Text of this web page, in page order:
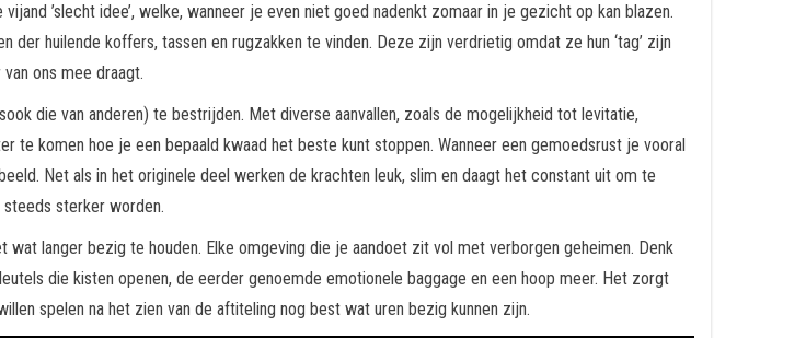
’slecht idee’, welke, wanneer je even niet goed nadenkt zomaar in je gezicht op kan blazen.
huilende koffers, tassen en rugzakken te vinden. Deze zijn verdrietig omdat ze hun ‘tag’ zijn
ons mee draagt.
die van anderen) te bestrijden. Met diverse aanvallen, zoals de mogelijkheid tot levitatie,
te komen hoe je een bepaald kwaad het beste kunt stoppen. Wanneer een gemoedsrust je vooral
Net als in het originele deel werken de krachten leuk, slim en daagt het constant uit om te
sterker worden.
langer bezig te houden. Elke omgeving die je aandoet zit vol met verborgen geheimen. Denk
die kisten openen, de eerder genoemde emotionele baggage en een hoop meer. Het zorgt
spelen na het zien van de aftiteling nog best wat uren bezig kunnen zijn.